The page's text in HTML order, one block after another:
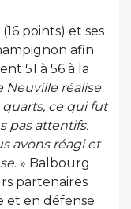
points) et ses
afin
51 à 56 à la
Neuville réalise
ce qui fut
pas attentifs.
avons réagi et
. » Balbourg
partenaires
et en défense